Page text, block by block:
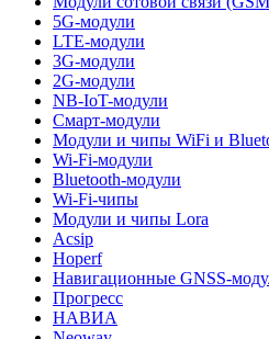
5G-модули
LTE-модули
3G-модули
2G-модули
NB-IoT-модули
Смарт-модули
Модули и чипы WiFi и
Wi-Fi-модули
Bluetooth-модули
Wi-Fi-чипы
Модули и чипы Lora
Acsip
Hoperf
Навигационные GNSS-
Прогресс
НАВИА